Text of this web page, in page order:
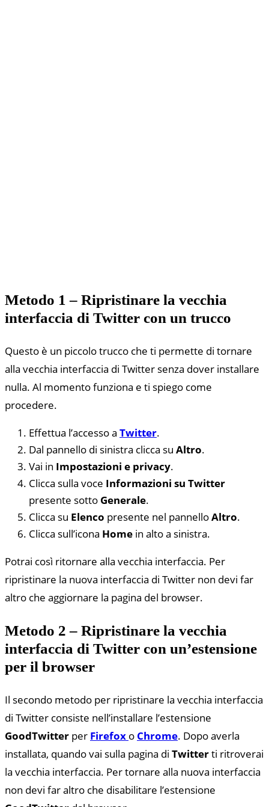
Metodo 1 – Ripristinare la vecchia
interfaccia di Twitter con un trucco
Questo è un piccolo trucco che ti permette di tornare
alla vecchia interfaccia di Twitter senza dover installare
nulla. Al momento funziona e ti spiego come
procedere.
Effettua l’accesso a Twitter.
Dal pannello di sinistra clicca su Altro.
Vai in Impostazioni e privacy.
Clicca sulla voce Informazioni su Twitter
presente sotto Generale.
Clicca su Elenco presente nel pannelloAltro.
Clicca sull’icona Home in alto a sinistra.
Potrai così ritornare alla vecchia interfaccia. Per
ripristinare la nuova interfaccia di Twitter non devi far
altro che aggiornare la pagina del browser.
Metodo 2 – Ripristinare la vecchia
interfaccia di Twitter con un’estensione
per il browser
Il secondo metodo per ripristinare la vecchia interfaccia
di Twitter consiste nell’installare l’estensione
GoodTwitter per Firefox o Chrome. Dopo averla
installata, quando vai sulla pagina di Twitterti ritroverai
la vecchia interfaccia. Per tornare alla nuova interfaccia
non devi far altro che disabilitare l’estensione